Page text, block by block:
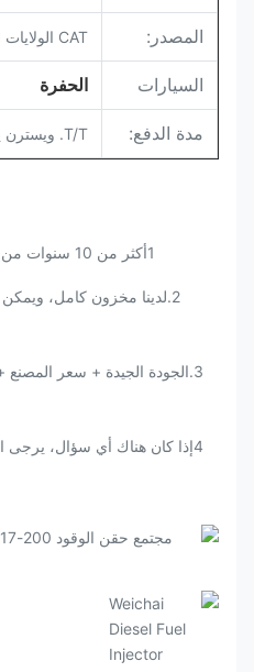
المصدر: CAT الولايات المتحدة
السيارات الحفرة
مدة الدفع: T/T. ويسترن يونيون
1أكثر من 10 سنوات من الخبرة في نظام الريال المشترك
2.لدينا مخزون كامل،
3
.الجودة الجيدة + سعر المصنع
4إذا كان هناك أي سؤال، يرجى